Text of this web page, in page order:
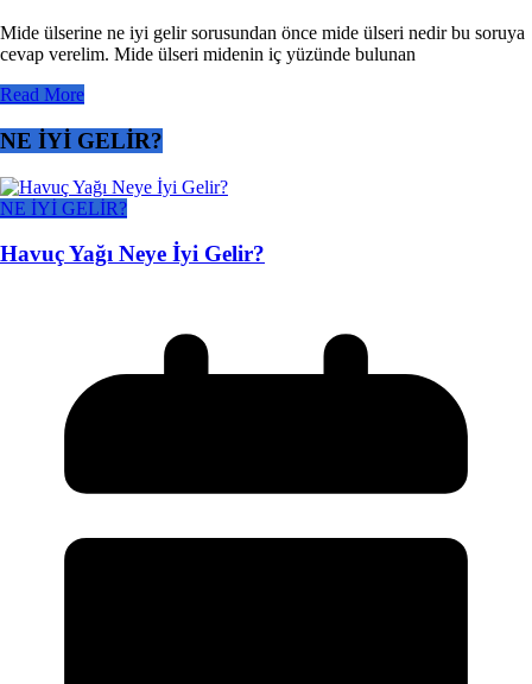
Mide ülserine ne iyi gelir sorusundan önce mide ülseri nedir bu soruya
cevap verelim. Mide ülseri midenin iç yüzünde bulunan
Read More
NE İYİ GELİR?
NE İYİ GELİR?
Havuç Yağı Neye İyi Gelir?